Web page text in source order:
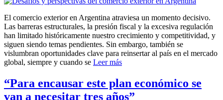
El comercio exterior en Argentina atraviesa un momento decisivo.
Las barreras estructurales, la presión fiscal y la excesiva regulación
han limitado históricamente nuestro crecimiento y competitividad, y
siguen siendo temas pendientes. Sin embargo, también se
vislumbran oportunidades clave para reinsertar al país en el mercado
global, siempre y cuando se Leer más
“Para encausar este plan económico se
van a necesitar tres años”